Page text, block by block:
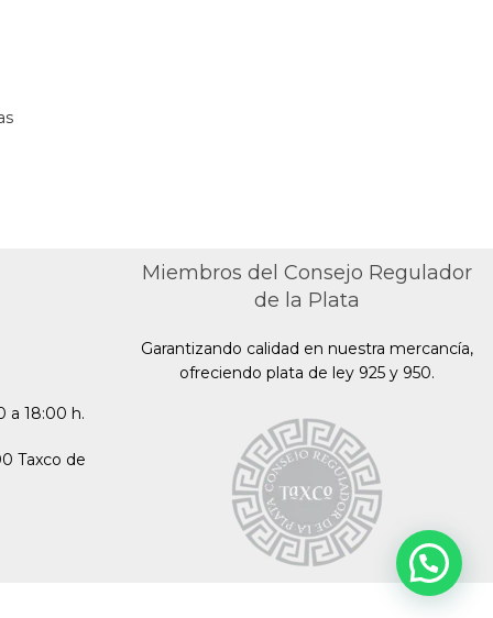
a 18:00 h.
Taxco de
Miembros del Consejo Regulador
de la Plata
Garantizando calidad en nuestra mercancía,
ofreciendo plata de ley 925 y 950.